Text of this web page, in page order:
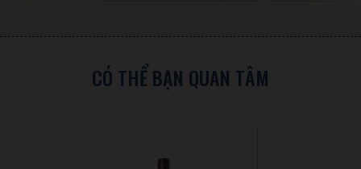
CÓ THỂ BẠN QUAN TÂM